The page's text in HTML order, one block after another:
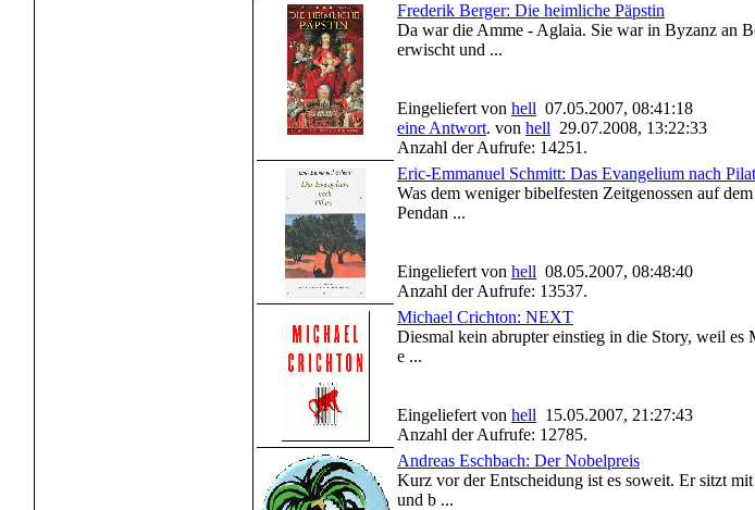
Frederik Berger: Die heimliche Päpstin
Da war die Amme - Aglaia. Sie war in Byzanz an
erwischt und ...
Eingeliefert von hell 07.05.2007, 08:41:18
eine Antwort. von hell 29.07.2008, 13:22:33
Anzahl der Aufrufe: 14251.
Eric-Emmanuel Schmitt: Das Evangelium nach
Was dem weniger bibelfesten Zeitgenossen auf
Pendan ...
Eingeliefert von hell 08.05.2007, 08:48:40
Anzahl der Aufrufe: 13537.
Michael Crichton: NEXT
Diesmal kein abrupter einstieg in die Story, weil es
e ...
Eingeliefert von hell 15.05.2007, 21:27:43
Anzahl der Aufrufe: 12785.
Andreas Eschbach: Der Nobelpreis
Kurz vor der Entscheidung ist es soweit. Er sitzt
und b ...